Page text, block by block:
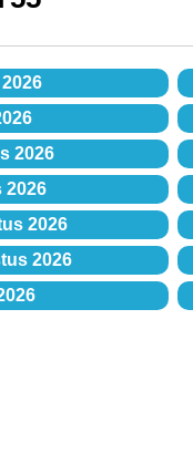
2026
2026
2026
2026